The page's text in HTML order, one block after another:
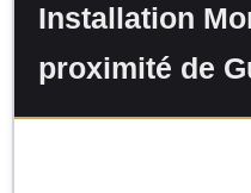
Installation
proximité de